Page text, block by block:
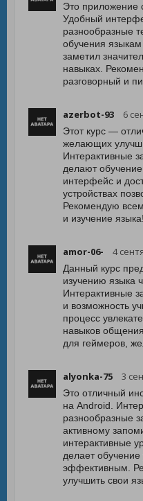
Это приложение
Удобный
разнообразные
обучения
заметил
навыках.
разговорный и
azerbot-93 6
Этот курс —
желающих
Интерактивные
делают
интерфейс и
устройствах
Рекомендую
и изучение языка!
amor-06- 4
Данный курс
изучению языка
Интерактивные
и возможность
процесс
навыков
для геймеров,
alyonka-75 3
Это отличный
на Android.
разнообразные
активному
интерактивные
делает
эффективным.
улучшить свои